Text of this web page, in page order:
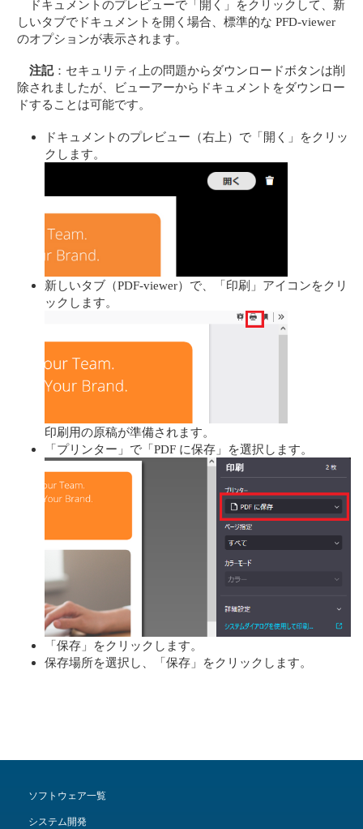
ドキュメントのプレビューで「開く」をクリックして、新
しいタブでドキュメントを開く場合、標準的な PFD-viewer
のオプションが表示されます。
注記：セキュリティ上の問題からダウンロードボタンは削
除されましたが、ビューアーからドキュメントをダウンロー
ドすることは可能です。
ドキュメントのプレビュー（右上）で「開く」をクリッ
クします。
新しいタブ（PDF-viewer）で、「印刷」アイコンをクリ
ックします。
印刷用の原稿が準備されます。
「プリンター」で「PDF に保存」を選択します。
「保存」をクリックします。
保存場所を選択し、「保存」をクリックします。
ソフトウェア一覧
システム開発